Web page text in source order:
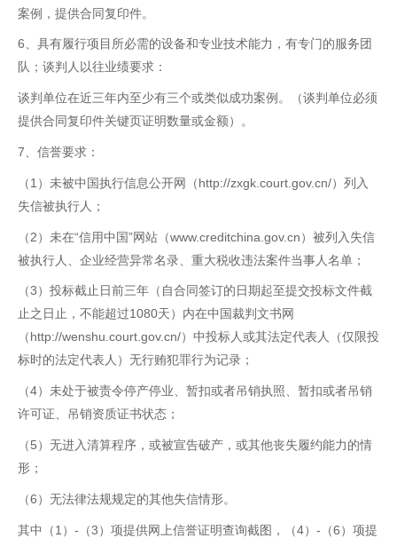
案例，提供合同复印件。
6、具有履行项目所必需的设备和专业技术能力，有专门的服务团
队；谈判人以往业绩要求：
谈判单位在近三年内至少有三个或类似成功案例。（谈判单位必须
提供合同复印件关键页证明数量或金额）。
7、信誉要求：
（1）未被中国执行信息公开网（http://zxgk.court.gov.cn/）列入
失信被执行人；
（2）未在“信用中国”网站（www.creditchina.gov.cn）被列入失信
被执行人、企业经营异常名录、重大税收违法案件当事人名单；
（3）投标截止日前三年（自合同签订的日期起至提交投标文件截
止之日止，不能超过1080天）内在中国裁判文书网
（http://wenshu.court.gov.cn/）中投标人或其法定代表人（仅限投
标时的法定代表人）无行贿犯罪行为记录；
（4）未处于被责令停产停业、暂扣或者吊销执照、暂扣或者吊销
许可证、吊销资质证书状态；
（5）无进入清算程序，或被宣告破产，或其他丧失履约能力的情
形；
（6）无法律法规规定的其他失信情形。
其中（1）-（3）项提供网上信誉证明查询截图，（4）-（6）项提